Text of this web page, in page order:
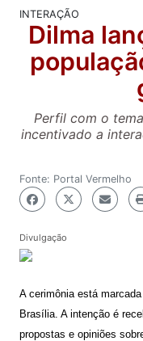
INTERAÇÃO
Dilma
Perfil com o
incentivado a
Fonte: Portal Vermelho
Divulgação
A cerimônia está
Brasília. A intenção é
propostas e opiniões